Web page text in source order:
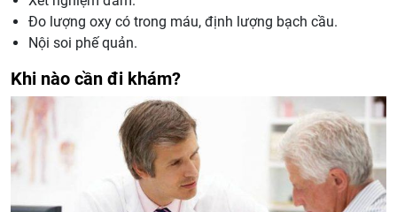
Đo lượng oxy có trong máu, định lượng bạch cầu.
Nội soi phế quản.
Khi nào cần đi khám?